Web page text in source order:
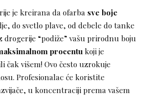
je kreirana da ofarba sve boje
do svetlo plave, od debele do tanke
drogerije “podiže” vašu prirodnu boju
procentukoji je
čak višem! Ovo često uzrokuje
Profesionalac će koristite
u koncentraciji prema vašem